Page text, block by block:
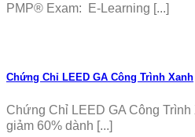
PMP® Exam: E-Learning [...]
Chứng Chỉ LEED GA Công Trình Xanh
Chứng Chỉ LEED GA Công
giảm 60% dành [...]